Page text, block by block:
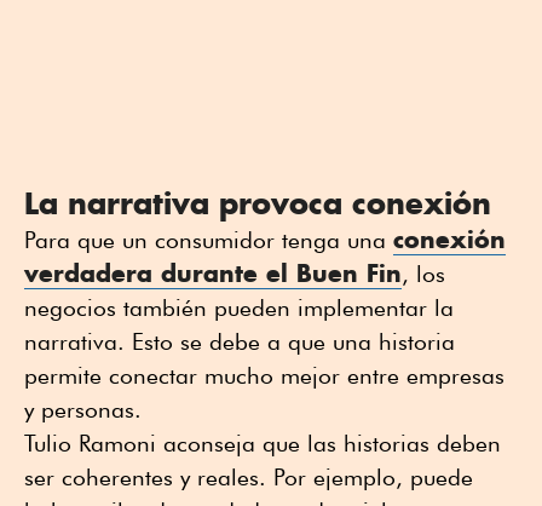
La narrativa provoca conexión
Para que un consumidor tenga una conexión
verdadera durante el Buen Fin, los
negocios también pueden implementar la
narrativa. Esto se debe a que una historia
permite conectar mucho mejor entre empresas
y personas.
Tulio Ramoni aconseja que las historias deben
ser coherentes y reales. Por ejemplo, puede